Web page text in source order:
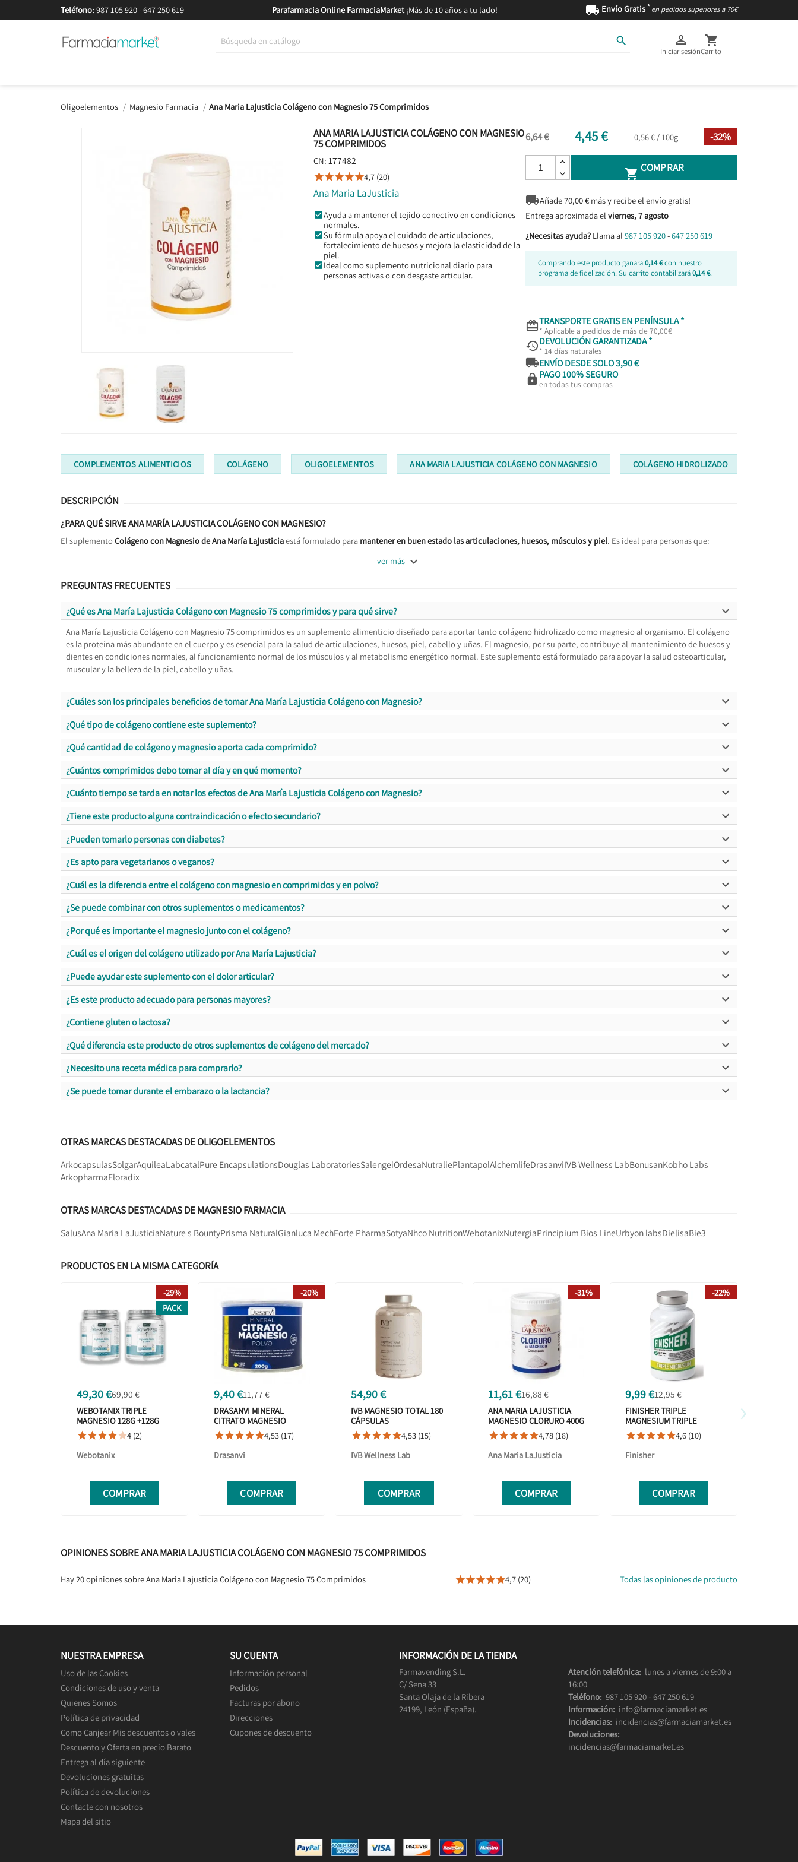
Teléfono: 987 105 920-647 250 619 Parafarmacia Online FarmaciaMarket¡Más de 10 años a tu lado!  Envío Gratis * en pedidos superiores a 70€
 
Iniciar sesión

Carrito
Oligoelementos Magnesio Farmacia Ana Maria Lajusticia Colágeno con Magnesio 75 Comprimidos
ANA MARIA LAJUSTICIA COLÁGENO CON MAGNESIO
75 COMPRIMIDOS
CN: 177482
4,7 (20)
Ana Maria LaJusticia
Ayuda a mantener el tejido conectivo en condiciones
normales.
Su fórmula apoya el cuidado de articulaciones,
fortalecimiento de huesos y mejora la elasticidad de la
piel.
Ideal como suplemento nutricional diario para
personas activas o con desgaste articular.
6,64 € 4,45 € 0,56 € / 100g -32%
 COMPRAR
Añade70,00€ más y recibe el envío gratis!
Entrega aproximada el viernes, 7 agosto
¿Necesitas ayuda? Llama al 987 105 920-647 250 619
Comprando este producto ganara0,14 €con nuestro
programa de fidelización. Su carrito contabilizará0,14 €.
TRANSPORTE GRATIS EN PENÍNSULA *
* Aplicable a pedidos de más de 70,00€
DEVOLUCIÓN GARANTIZADA *
* 14 días naturales
ENVÍO DESDE SOLO 3,90 €
 PAGO 100% SEGURO
en todas tus compras
COMPLEMENTOS ALIMENTICIOS COLÁGENO OLIGOELEMENTOS ANA MARIA LAJUSTICIA COLÁGENO CON MAGNESIO COLÁGENO HIDROLIZADO
DESCRIPCIÓN
¿PARA QUÉ SIRVE ANA MARÍA LAJUSTICIA COLÁGENO CON MAGNESIO?
El suplemento Colágeno con Magnesio de Ana María Lajusticiaestá formulado para mantener en buen estado las articulaciones, huesos, músculos y piel. Es ideal para personas que:
ver más 
PREGUNTAS FRECUENTES
¿Qué es Ana María Lajusticia Colágeno con Magnesio 75 comprimidos y para qué sirve? 
Ana María Lajusticia Colágeno con Magnesio 75 comprimidos es un suplemento alimenticio diseñado para aportar tanto colágeno hidrolizado como magnesio al organismo. El colágeno
es la proteína más abundante en el cuerpo y es esencial para la salud de articulaciones, huesos, piel, cabello y uñas. El magnesio, por su parte, contribuye al mantenimiento de huesos y
dientes en condiciones normales, al funcionamiento normal de los músculos y al metabolismo energético normal. Este suplemento está formulado para apoyar la salud osteoarticular,
muscular y la belleza de la piel, cabello y uñas.
¿Cuáles son los principales beneficios de tomar Ana María Lajusticia Colágeno con Magnesio? 
¿Qué tipo de colágeno contiene este suplemento? 
¿Qué cantidad de colágeno y magnesio aporta cada comprimido? 
¿Cuántos comprimidos debo tomar al día y en qué momento? 
¿Cuánto tiempo se tarda en notar los efectos de Ana María Lajusticia Colágeno con Magnesio? 
¿Tiene este producto alguna contraindicación o efecto secundario? 
¿Pueden tomarlo personas con diabetes? 
¿Es apto para vegetarianos o veganos? 
¿Cuál es la diferencia entre el colágeno con magnesio en comprimidos y en polvo? 
¿Se puede combinar con otros suplementos o medicamentos? 
¿Por qué es importante el magnesio junto con el colágeno? 
¿Cuál es el origen del colágeno utilizado por Ana María Lajusticia? 
¿Puede ayudar este suplemento con el dolor articular? 
¿Es este producto adecuado para personas mayores? 
¿Contiene gluten o lactosa? 
¿Qué diferencia este producto de otros suplementos de colágeno del mercado? 
¿Necesito una receta médica para comprarlo? 
¿Se puede tomar durante el embarazo o la lactancia? 
OTRAS MARCAS DESTACADAS DE OLIGOELEMENTOS
ArkocapsulasSolgarAquileaLabcatalPure EncapsulationsDouglas LaboratoriesSalengeiOrdesaNutraliePlantapolAlchemlifeDrasanviIVB Wellness LabBonusanKobho Labs
ArkopharmaFloradix
OTRAS MARCAS DESTACADAS DE MAGNESIO FARMACIA
SalusAna Maria LaJusticiaNature s BountyPrisma NaturalGianluca MechForte PharmaSotyaNhco NutritionWebotanixNutergiaPrincipium Bios LineUrbyon labsDielisaBie3
PRODUCTOS EN LA MISMA CATEGORÍA
49,30 €69,90 €
WEBOTANIX TRIPLE
MAGNESIO 128G +128G
POLVO DUPLO
PROMOCIÓN
4 (2)
Webotanix
COMPRAR
-29%
PACK
9,40 €11,77 €
DRASANVI MINERAL
CITRATO MAGNESIO
POLVO SABOR LIMÓN 200G
4,53 (17)
Drasanvi
COMPRAR
-20%
54,90 €
IVB MAGNESIO TOTAL 180
CÁPSULAS
4,53 (15)
IVB Wellness Lab
COMPRAR
11,61 €16,88 €
ANA MARIA LAJUSTICIA
MAGNESIO CLORURO 400G
4,78 (18)
Ana Maria LaJusticia
COMPRAR
-31%
9,99 €12,95 €
FINISHER TRIPLE
MAGNESIUM TRIPLE
MAGNESIO 60 CÁPSULAS
4,6 (10)
Finisher
COMPRAR
-22%
›
OPINIONES SOBRE ANA MARIA LAJUSTICIA COLÁGENO CON MAGNESIO 75 COMPRIMIDOS
Hay 20 opiniones sobre Ana Maria Lajusticia Colágeno con Magnesio 75 Comprimidos 4,7 (20) Todas las opiniones de producto
NUESTRA EMPRESA
Uso de las Cookies
Condiciones de uso y venta
Quienes Somos
Política de privacidad
Como Canjear Mis descuentos o vales
Descuento y Oferta en precio Barato
Entrega al día siguiente
Devoluciones gratuitas
Política de devoluciones
Contacte con nosotros
Mapa del sitio
SU CUENTA
Información personal
Pedidos
Facturas por abono
Direcciones
Cupones de descuento
INFORMACIÓN DE LA TIENDA
Farmavending S.L.
C/ Sena 33
Santa Olaja de la Ribera
24199, León (España).
Atención telefónica: lunes a viernes de 9:00 a
16:00
Teléfono: 987 105 920- 647 250 619
Información: info@farmaciamarket.es
Incidencias: incidencias@farmaciamarket.es
Devoluciones:
incidencias@farmaciamarket.es